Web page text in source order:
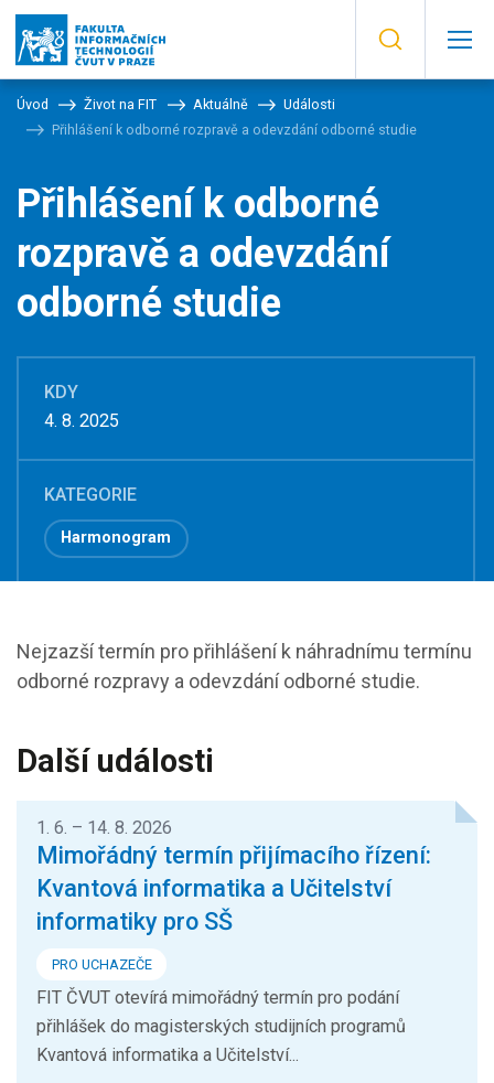
Úvod Život na FIT Aktuálně
Události
Přihlášení k odborné rozpravě a odevzdání odborné studie
Přihlášení k odborné
rozpravě a odevzdání
odborné studie
KDY
4. 8. 2025
KATEGORIE
Harmonogram
Nejzazší termín pro přihlášení k náhradnímu termínu
odborné rozpravy a odevzdání odborné studie.
Další události
1. 6. – 14. 8. 2026
Mimořádný termín přijímacího řízení:
Kvantová informatika a Učitelství
informatiky pro SŠ
PRO UCHAZEČE
FIT ČVUT otevírá mimořádný termín pro podání
přihlášek do magisterských studijních programů
Kvantová informatika a Učitelství...